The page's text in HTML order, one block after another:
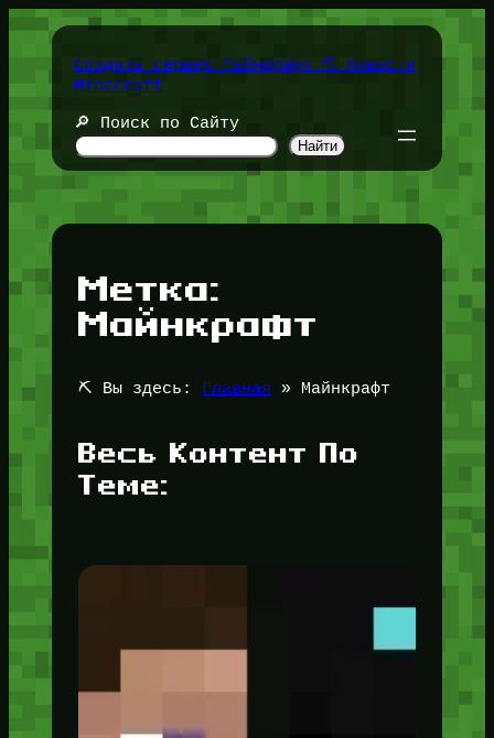
Перейти
содержимомуСоздать сервер Майнкрафт ⛏️ Новости
Minecraft
🔎 Поиск по Сайту
Найти
Метка:
Майнкрафт
⛏️ Вы здесь: Главная » Майнкрафт
Весь Контент По
Теме: